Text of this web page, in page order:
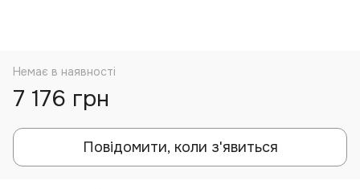
Немає в наявності
7 176 грн
Повідомити, коли з'явиться